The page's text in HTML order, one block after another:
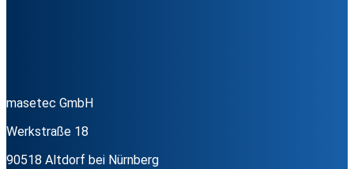
masetec GmbH
Werkstraße 18
90518 Altdorf bei Nürnberg